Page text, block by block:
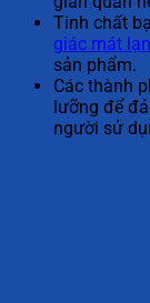
Tinh chất
giác mát
sản phẩm.
Các thành
lưỡng để
người sử